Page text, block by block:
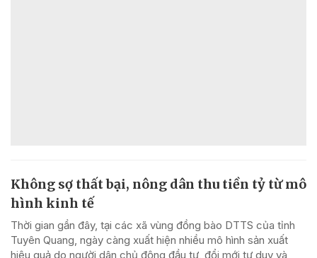
Không sợ thất bại, nông dân thu tiền tỷ từ mô
hình kinh tế
Thời gian gần đây, tại các xã vùng đồng bào DTTS của tỉnh
Tuyên Quang, ngày càng xuất hiện nhiều mô hình sản xuất
hiệu quả do người dân chủ động đầu tư, đổi mới tư duy và